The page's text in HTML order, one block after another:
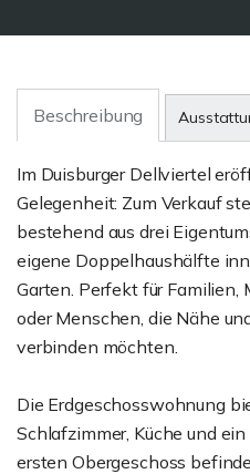
Beschreibung
Im Duisburger Dellviertel
Gelegenheit: Zum Verkauf
bestehend aus drei
eigene Doppelhaushälfte
Garten. Perfekt für
oder Menschen, die Nähe
verbinden möchten.
Die Erdgeschosswohnung
Schlafzimmer, Küche und
ersten Obergeschoss